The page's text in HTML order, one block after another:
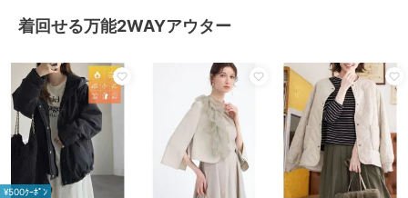
着回せる万能2WAYアウター
¥500ｸｰﾎﾟﾝ